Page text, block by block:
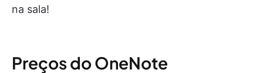
na sala!
Preços do OneNote